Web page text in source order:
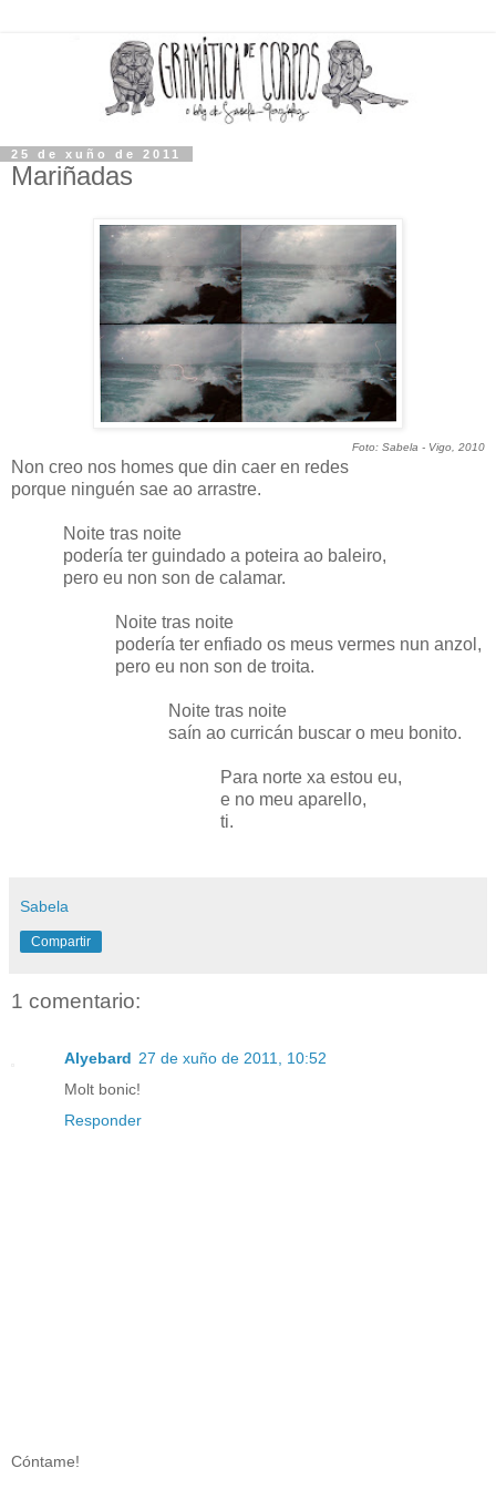
25 de xuño de 2011
Mariñadas
Foto: Sabela - Vigo, 2010
Non creo nos homes que din caer en redes
porque ninguén sae ao arrastre.
Noite tras noite
podería ter guindado a poteira ao baleiro,
pero eu non son de calamar.
Noite tras noite
podería ter enfiado os meus vermes nun anzol,
pero eu non son de troita.
Noite tras noite
saín ao curricán buscar o meu bonito.
Para norte xa estou eu,
e no meu aparello,
ti.
Sabela
Compartir
1 comentario:
Alyebard 27 de xuño de 2011, 10:52
Molt bonic!
Responder
Cóntame!